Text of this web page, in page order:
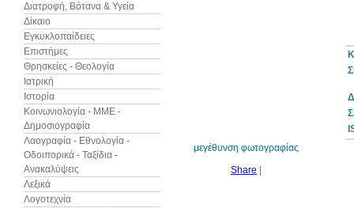
Διατροφή, Βότανα & Υγεία
Δίκαιο
Εγκυκλοπαίδειες
Επιστήμες
Θρησκείες - Θεολογία
Ιατρική
Ιστορία
Κοινωνιολογία - ΜΜΕ -
Δημοσιογραφία
Λαογραφία - Εθνολογία -
Οδοιπορικά - Ταξίδια -
Ανακαλύψεις
Λεξικά
Λογοτεχνία
μεγέθυνση φωτογραφίας
Share